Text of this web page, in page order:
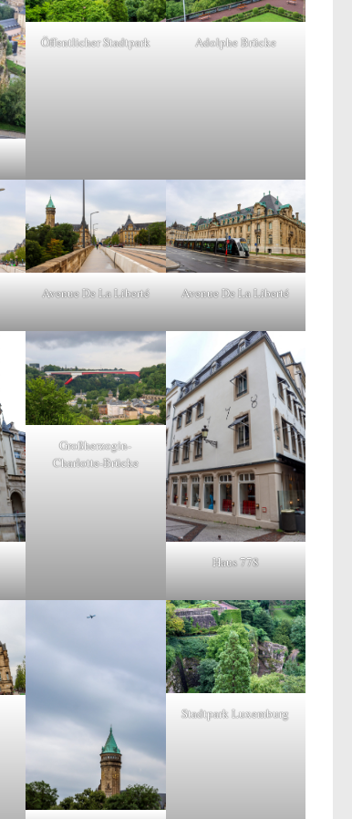
Öffentlicher Stadtpark Adolphe Brücke
Avenue De La Liberté Avenue De La Liberté
Großherzogin-
Charlotte-Brücke
Haus 778
Stadtpark Luxemburg